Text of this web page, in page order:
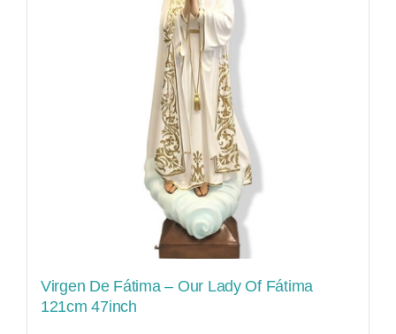
Virgen De Fátima – Our Lady Of Fátima
121cm 47inch